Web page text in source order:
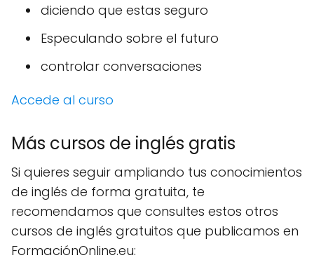
diciendo que estas seguro
Especulando sobre el futuro
controlar conversaciones
Accede al curso
Más cursos de inglés gratis
Si quieres seguir ampliando tus conocimientos
de inglés de forma gratuita, te
recomendamos que consultes estos otros
cursos de inglés gratuitos que publicamos en
FormaciónOnline.eu: